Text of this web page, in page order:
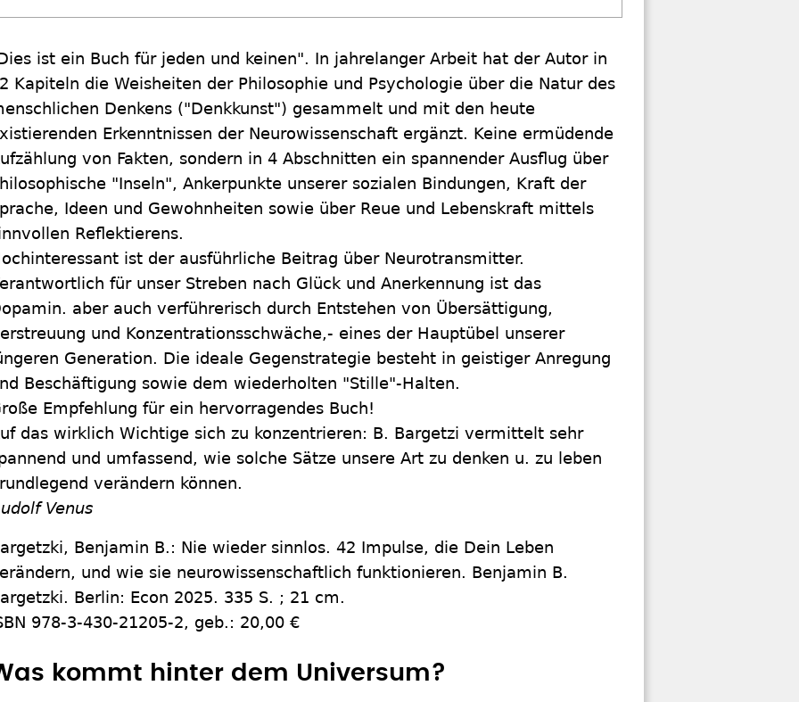
ist ein Buch für jeden und keinen". In jahrelanger Arbeit hat der Autor in
Kapiteln die Weisheiten der Philosophie und Psychologie über die Natur des
Denkens ("Denkkunst") gesammelt und mit den heute
Erkenntnissen der Neurowissenschaft ergänzt. Keine ermüdende
von Fakten, sondern in 4 Abschnitten ein spannender Ausflug über
"Inseln", Ankerpunkte unserer sozialen Bindungen, Kraft der
Ideen und Gewohnheiten sowie über Reue und Lebenskraft mittels
Reflektierens.
ist der ausführliche Beitrag über Neurotransmitter.
für unser Streben nach Glück und Anerkennung ist das
aber auch verführerisch durch Entstehen von Übersättigung,
und Konzentrationsschwäche,- eines der Hauptübel unserer
Generation. Die ideale Gegenstrategie besteht in geistiger Anregung
Beschäftigung sowie dem wiederholten "Stille"-Halten.
Empfehlung für ein hervorragendes Buch!
das wirklich Wichtige sich zu konzentrieren: B. Bargetzi vermittelt sehr
und umfassend, wie solche Sätze unsere Art zu denken u. zu leben
verändern können.
Venus
Benjamin B.: Nie wieder sinnlos. 42 Impulse, die Dein Leben
und wie sie neurowissenschaftlich funktionieren. Benjamin B.
Berlin: Econ 2025. 335 S. ; 21 cm.
978-3-430-21205-2, geb.: 20,00 €
kommt hinter dem Universum?